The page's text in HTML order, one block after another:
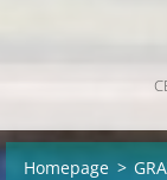
Homepage >